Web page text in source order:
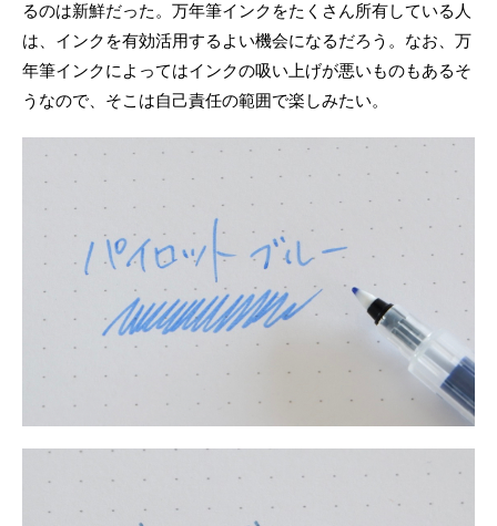
るのは新鮮だった。万年筆インクをたくさん所有している人
は、インクを有効活用するよい機会になるだろう。なお、万
年筆インクによってはインクの吸い上げが悪いものもあるそ
うなので、そこは自己責任の範囲で楽しみたい。